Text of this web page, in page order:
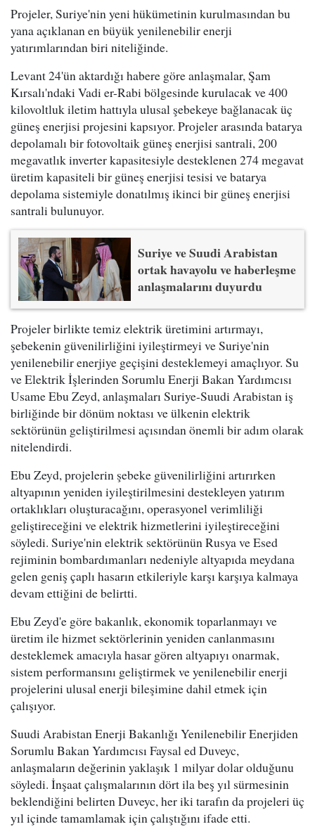
Projeler, Suriye'nin yeni hükümetinin kurulmasından bu
yana açıklanan en büyük yenilenebilir enerji
yatırımlarından biri niteliğinde.
Levant 24'ün aktardığı habere göre anlaşmalar, Şam
Kırsalı'ndaki Vadi er-Rabi bölgesinde kurulacak ve 400
kilovoltluk iletim hattıyla ulusal şebekeye bağlanacak üç
güneş enerjisi projesini kapsıyor. Projeler arasında batarya
depolamalı bir fotovoltaik güneş enerjisi santrali, 200
megavatlık inverter kapasitesiyle desteklenen 274 megavat
üretim kapasiteli bir güneş enerjisi tesisi ve batarya
depolama sistemiyle donatılmış ikinci bir güneş enerjisi
santrali bulunuyor.
Suriye ve Suudi Arabistan
ortak havayolu ve haberleşme
anlaşmalarını duyurdu
Projeler birlikte temiz elektrik üretimini artırmayı,
şebekenin güvenilirliğini iyileştirmeyi ve Suriye'nin
yenilenebilir enerjiye geçişini desteklemeyi amaçlıyor. Su
ve Elektrik İşlerinden Sorumlu Enerji Bakan Yardımcısı
Usame Ebu Zeyd, anlaşmaları Suriye-Suudi Arabistan iş
birliğinde bir dönüm noktası ve ülkenin elektrik
sektörünün geliştirilmesi açısından önemli bir adım olarak
nitelendirdi.
Ebu Zeyd, projelerin şebeke güvenilirliğini artırırken
altyapının yeniden iyileştirilmesini destekleyen yatırım
ortaklıkları oluşturacağını, operasyonel verimliliği
geliştireceğini ve elektrik hizmetlerini iyileştireceğini
söyledi. Suriye'nin elektrik sektörünün Rusya ve Esed
rejiminin bombardımanları nedeniyle altyapıda meydana
gelen geniş çaplı hasarın etkileriyle karşı karşıya kalmaya
devam ettiğini de belirtti.
Ebu Zeyd'e göre bakanlık, ekonomik toparlanmayı ve
üretim ile hizmet sektörlerinin yeniden canlanmasını
desteklemek amacıyla hasar gören altyapıyı onarmak,
sistem performansını geliştirmek ve yenilenebilir enerji
projelerini ulusal enerji bileşimine dahil etmek için
çalışıyor.
Suudi Arabistan Enerji Bakanlığı Yenilenebilir Enerjiden
Sorumlu Bakan Yardımcısı Faysal ed Duveyc,
anlaşmaların değerinin yaklaşık 1 milyar dolar olduğunu
söyledi. İnşaat çalışmalarının dört ila beş yıl sürmesinin
beklendiğini belirten Duveyc, her iki tarafın da projeleri üç
yıl içinde tamamlamak için çalıştığını ifade etti.